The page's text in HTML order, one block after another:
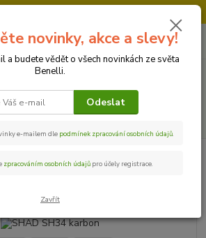
0
za0 Kč
novinky, akce a slevy!
a budete vědět o všech novinkách ze světa
Benelli.
Odeslat
e-mailem dle podmínek zpracování osobních údajů.
zpracováním osobních údajů pro účely registrace.
Zavřít